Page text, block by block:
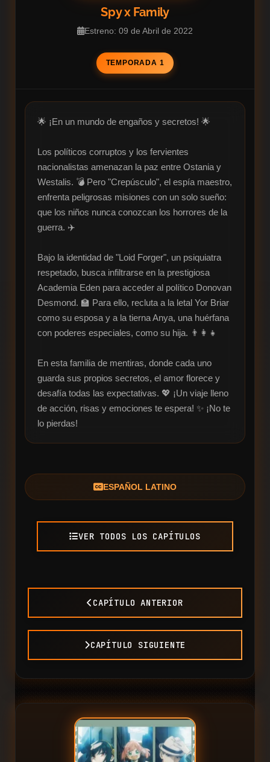
Spy x Family
Estreno: 09 de Abril de 2022
TEMPORADA 1
🌟 ¡En un mundo de engaños y secretos! 🌟
Los políticos corruptos y los fervientes
nacionalistas amenazan la paz entre Ostania y
Westalis. 💣 Pero "Crepúsculo", el espía maestro,
enfrenta peligrosas misiones con un solo sueño:
que los niños nunca conozcan los horrores de la
guerra. ✈️
Bajo la identidad de "Loid Forger", un psiquiatra
respetado, busca infiltrarse en la prestigiosa
Academia Eden para acceder al político Donovan
Desmond. 🏫 Para ello, recluta a la letal Yor Briar
como su esposa y a la tierna Anya, una huérfana
con poderes especiales, como su hija. 👨‍👩‍👧
En esta familia de mentiras, donde cada uno
guarda sus propios secretos, el amor florece y
desafía todas las expectativas. 💖 ¡Un viaje lleno
de acción, risas y emociones te espera! ✨ ¡No te
lo pierdas!
ESPAÑOL LATINO
VER TODOS LOS CAPÍTULOS
CAPÍTULO ANTERIOR
CAPÍTULO SIGUIENTE